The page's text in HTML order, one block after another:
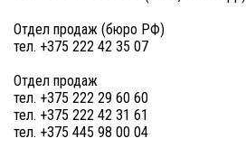
Отдел продаж (бюро РФ)
тел. +375 222 42 35 07
Отдел продаж
тел. +375 222 29 60 60
тел. +375 222 42 31 61
тел. +375 445 98 00 04